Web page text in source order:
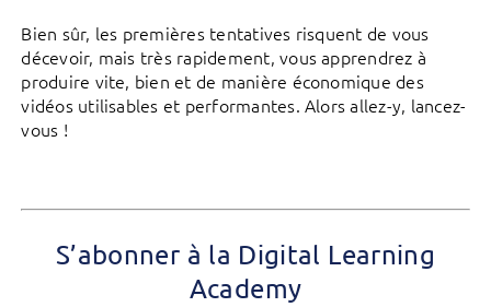
Bien sûr, les premières tentatives risquent de vous
décevoir, mais très rapidement, vous apprendrez à
produire vite, bien et de manière économique des
vidéos utilisables et performantes. Alors allez-y, lancez-
vous !
S’abonner à la Digital Learning
Academy